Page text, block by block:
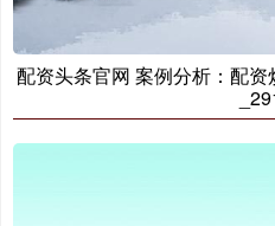
配资头条官网 案例分析：配